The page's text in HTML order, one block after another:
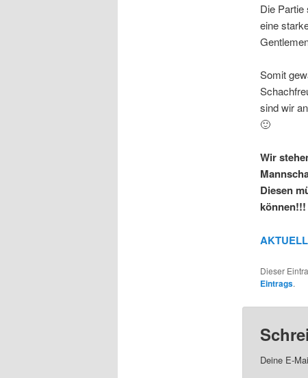
Die Partie
eine
Somit
sind wir
🙂
Wir
Diesen
können!!!
Dieser
Eintrags.
Deine E-